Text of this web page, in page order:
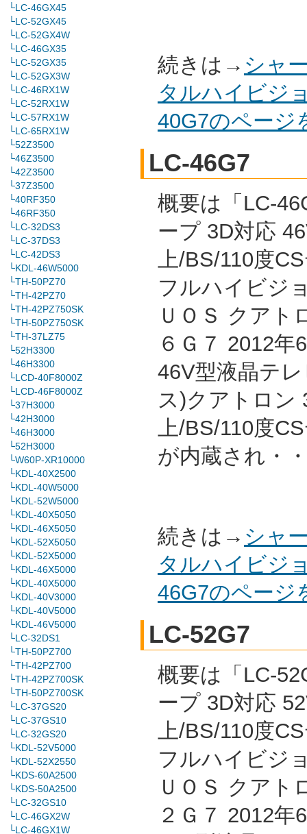
続きは→ シャ
タルハイビジ
40G7のページ
LC-46G7
概要は「LC-
ープ 3D対応
上/BS/110度
フルハイビジ
ＵＯＳ クアト
６Ｇ７ 2012
46V型液晶テ
ス)クアトロン
上/BS/110度
が内蔵され・
続きは→ シャ
タルハイビジ
46G7のページ
LC-52G7
概要は「LC-
ープ 3D対応
上/BS/110度
フルハイビジ
ＵＯＳ クアト
２Ｇ７ 2012
└LC-46GX45
└LC-52GX45
└LC-52GX4W
└LC-46GX35
└LC-52GX35
└LC-52GX3W
└LC-46RX1W
└LC-52RX1W
└LC-57RX1W
└LC-65RX1W
└52Z3500
└46Z3500
└42Z3500
└37Z3500
└40RF350
└46RF350
└LC-32DS3
└LC-37DS3
└LC-42DS3
└KDL-46W5000
└TH-50PZ70
└TH-42PZ70
└TH-42PZ750SK
└TH-50PZ750SK
└TH-37LZ75
└52H3300
└46H3300
└LCD-40F8000Z
└LCD-46F8000Z
└37H3000
└42H3000
└46H3000
└52H3000
└W60P-XR10000
└KDL-40X2500
└KDL-40W5000
└KDL-52W5000
└KDL-40X5050
└KDL-46X5050
└KDL-52X5050
└KDL-52X5000
└KDL-46X5000
└KDL-40X5000
└KDL-40V3000
└KDL-40V5000
└KDL-46V5000
└LC-32DS1
└TH-50PZ700
└TH-42PZ700
└TH-42PZ700SK
└TH-50PZ700SK
└LC-37GS20
└LC-37GS10
└LC-32GS20
└KDL-52V5000
└KDL-52X2550
└KDS-60A2500
└KDS-50A2500
└LC-32GS10
└LC-46GX2W
└LC-46GX1W